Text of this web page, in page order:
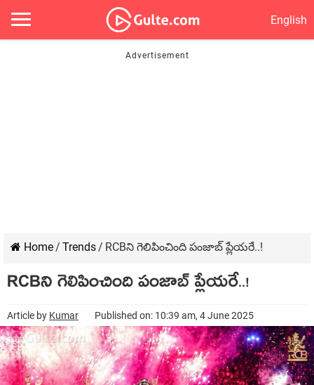
English
Home/ Trends/ RCBని గెలిపించింది పంజాబ్ ప్లేయరే..!
RCBని గెలిపించింది పంజాబ్ ప్లేయరే..!
Article by Kumar Published on: 10:39 am, 4 June 2025